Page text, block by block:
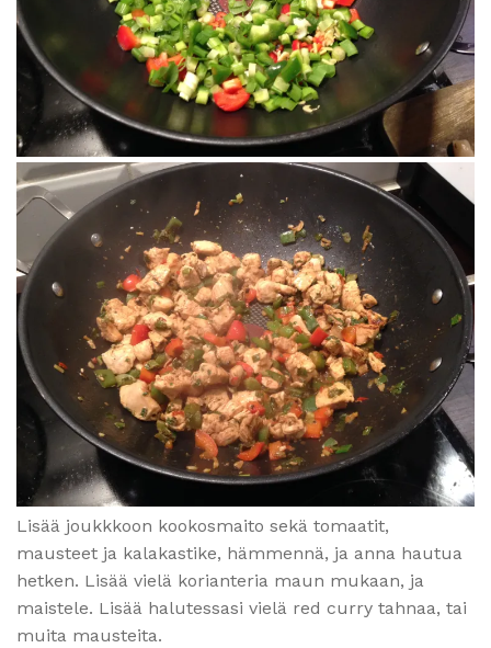
Lisää joukkkoon kookosmaito sekä tomaatit,
mausteet ja kalakastike, hämmennä, ja anna hautua
hetken. Lisää vielä korianteria maun mukaan, ja
maistele. Lisää halutessasi vielä red curry tahnaa, tai
muita mausteita.